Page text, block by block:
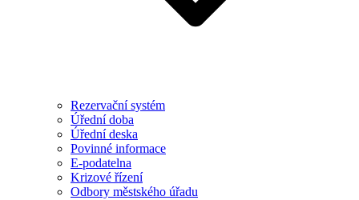
Rezervační systém
Úřední doba
Úřední deska
Povinné informace
E-podatelna
Krizové řízení
Odbory městského úřadu